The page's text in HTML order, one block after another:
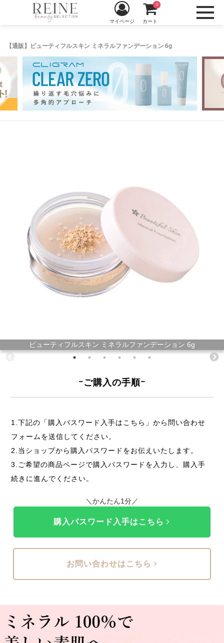
【通販】ビューティフルスキン ミネラルファンデーション 6g
マイページ カート
0
ビューティフルスキン ミネラルファンデーション 6g
ｰご購入の手順ｰ
1.下記の「購入パスワード入手はこちら」から問い合わせ
フォームを送信してください。
2.当ショップから購入パスワードをお伝えいたします。
3.ご希望の商品ページで購入パスワードを入力し、購入手
続きに進んでください。
＼かんたん1分／
購入パスワード入手はこちら
お問い合わせはこちら